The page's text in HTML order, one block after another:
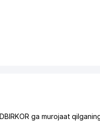
ga murojaat